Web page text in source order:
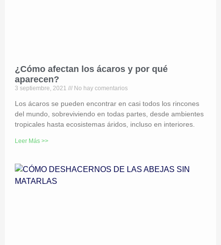
¿Cómo afectan los ácaros y por qué
aparecen?
3 septiembre, 2021 No hay comentarios
Los ácaros se pueden encontrar en casi todos los rincones
del mundo, sobreviviendo en todas partes, desde ambientes
tropicales hasta ecosistemas áridos, incluso en interiores.
Leer Más >>